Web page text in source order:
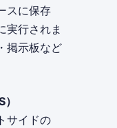
スに保存
実行されま
掲示板など
サイドの